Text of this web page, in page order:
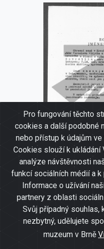
Pro fungování těchto
cookies a další podobné
nebo přístup k údajům
Cookies slouží k ukládání
analýze návštěvnosti
funkcí sociálních médií a
Informace o užívání
partnery z oblasti
Svůj případný souhlas,
nezbytný, udělujete
muzeum v Brně
Rozsudek
Navrátila ve
úkonům